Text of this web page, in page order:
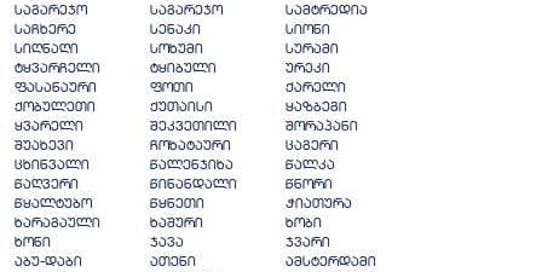
საგარეჯო
საგარეჯო
სამტრედია
საჩხერე
სენაკი
სიონი
სიღნაღი
სოხუმი
სურამი
ტყვარჩელი
ტყიბული
ურეკი
ფასანაური
ფოთი
ქარელი
ქობულეთი
ქუთაისი
ყაზბეგი
ყვარელი
შეკვეთილი
შორაპანი
შუახევი
ჩოხატაური
ცაგერი
ცხინვალი
წალენჯიხა
წალკა
წაღვერი
წინანდალი
წნორი
წყალტუბო
წყნეთი
ჭიათურა
ხარაგაული
ხაშური
ხობი
ხონი
ჯავა
ჯვარი
აბუ-დაბი
ათენი
ამსტერდამი